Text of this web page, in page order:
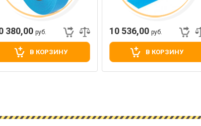
380,00 руб.
В КОРЗИНУ
10 536,00 руб.
В КОРЗИНУ